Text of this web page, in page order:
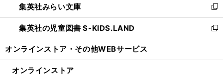
く
で
開
く
ド
ウ
で
ィ
ン
ド
開
集英社みらい文庫
新
し
い
ン
集英社の児童図書 S-KIDS.LAND
新
ウ
オンラインストア・ その他WEBサービス
オンラインストア